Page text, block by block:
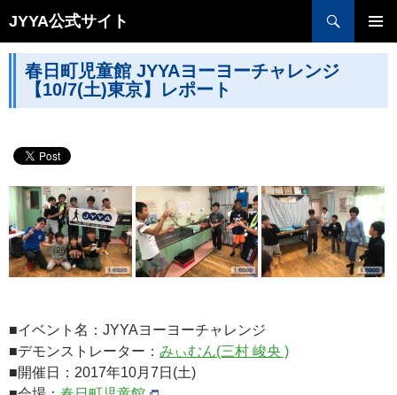
JYYA公式サイト
春日町児童館 JYYAヨーヨーチャレンジ
【10/7(土)東京】レポート
■イベント名：JYYAヨーヨーチャレンジ
■デモンストレーター： みぃむん(三村 峻央 )
■開催日：2017年10月7日(土)